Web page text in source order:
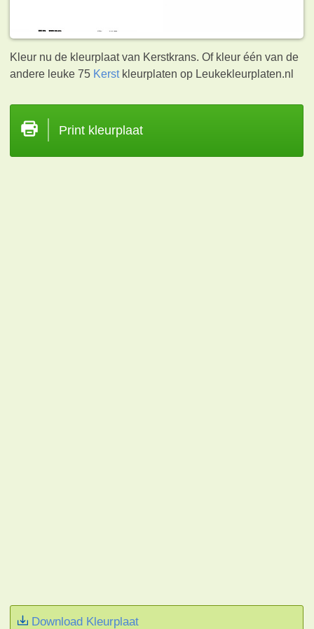
Kleur nu de kleurplaat van Kerstkrans. Of kleur één van de
andere leuke 75 Kerstkleurplaten op Leukekleurplaten.nl
Print kleurplaat
Download Kleurplaat